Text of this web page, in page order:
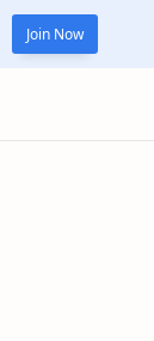
Join Now